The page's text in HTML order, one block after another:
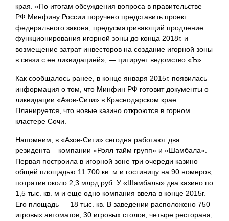
края. «По итогам обсуждения вопроса в правительстве
РФ Минфину России поручено представить проект
федерального закона, предусматривающий продление
функционирования игорной зоны до конца 2018г. и
возмещение затрат инвесторов на создание игорной зоны
в связи с ее ликвидацией», — цитирует ведомство «Ъ».
Как сообщалось ранее, в конце января 2015г. появилась
информация о том, что Минфин РФ готовит документы о
ликвидации «Азов-Сити» в Краснодарском крае.
Планируется, что новые казино откроются в горном
кластере Сочи.
Напомним, в «Азов-Сити» сегодня работают два
резидента – компании «Роял тайм групп» и «Шамбала».
Первая построила в игорной зоне три очереди казино
общей площадью 11 700 кв. м и гостиницу на 90 номеров,
потратив около 2,3 млрд руб. У «Шамбалы» два казино по
1,5 тыс. кв. м и еще одно компания ввела в конце 2015г.
Его площадь — 18 тыс. кв. В заведении расположено 750
игровых автоматов, 30 игровых столов, четыре ресторана,